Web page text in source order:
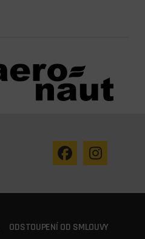
ODSTOUPENÍ OD SMLOUVY